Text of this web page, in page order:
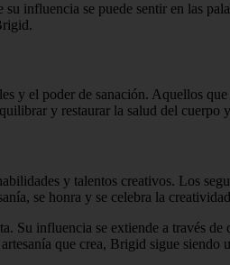
influencia se puede sentir en las
y el poder de sanación. Aquellos
y restaurar la salud del cuerpo
y talentos creativos. Los
se honra y se celebra la
Su influencia se extiende a través
que crea, Brigid sigue